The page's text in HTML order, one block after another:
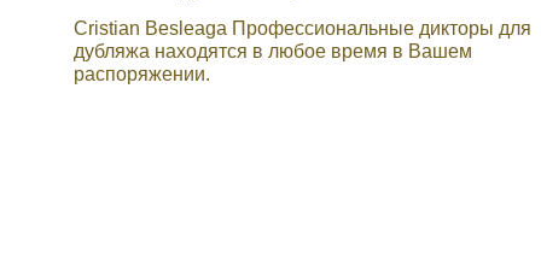
Cristian Besleaga Профессиональные дикторы для
дубляжа находятся в любое время в Вашем
распоряжении.